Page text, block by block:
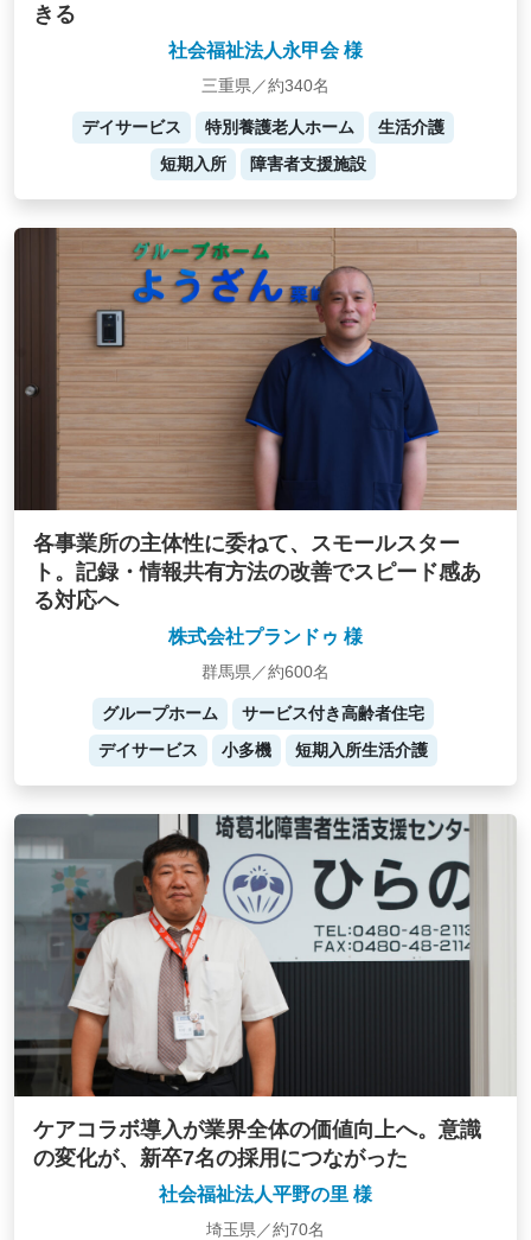
きる
社会福祉法人永甲会 様
三重県／約340名
デイサービス 特別養護老人ホーム
生活介護
短期入所
障害者支援施設
各事業所の主体性に委ねて、スモールスター
ト。記録・情報共有方法の改善でスピード感あ
る対応へ
株式会社プランドゥ 様
群馬県／約600名
グループホーム
サービス付き高齢者住宅
デイサービス
小多機 短期入所生活介護
ケアコラボ導入が業界全体の価値向上へ。意識
の変化が、新卒7名の採用につながった
社会福祉法人平野の里 様
埼玉県／約70名